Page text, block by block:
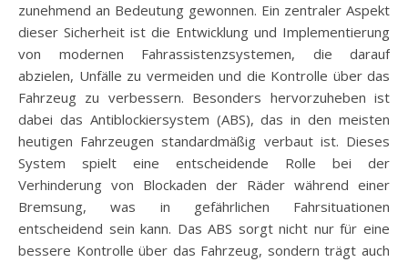
zunehmend an Bedeutung gewonnen. Ein zentraler Aspekt
dieser Sicherheit ist die Entwicklung und Implementierung
von modernen Fahrassistenzsystemen, die darauf
abzielen, Unfälle zu vermeiden und die Kontrolle über das
Fahrzeug zu verbessern. Besonders hervorzuheben ist
dabei das Antiblockiersystem (ABS), das in den meisten
heutigen Fahrzeugen standardmäßig verbaut ist. Dieses
System spielt eine entscheidende Rolle bei der
Verhinderung von Blockaden der Räder während einer
Bremsung, was in gefährlichen Fahrsituationen
entscheidend sein kann. Das ABS sorgt nicht nur für eine
bessere Kontrolle über das Fahrzeug, sondern trägt auch